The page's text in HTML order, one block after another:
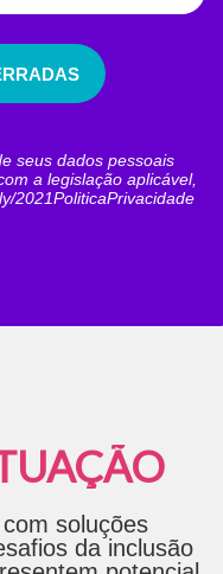
seus dados pessoais
a legislação aplicável,
2021PoliticaPrivacidade
soluções
da inclusão